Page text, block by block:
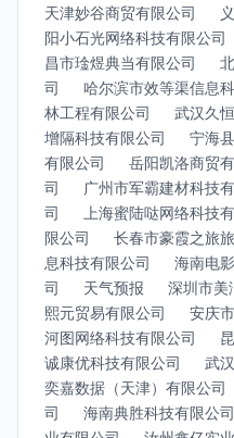
天津妙谷商贸有限公司
阳小石光网络科技有限公司
昌市琻煜典当有限公司
司
哈尔滨市效等渠信息
林工程有限公司
武汉久
增隔科技有限公司
宁海
有限公司
岳阳凯洛商贸
司
广州市军霸建材科技
司
上海蜜陆哒网络科技
限公司
长春市豪霞之旅
息科技有限公司
海南电
司
天气预报 深圳市美
熙元贸易有限公司
安庆
河图网络科技有限公司
诚康优科技有限公司
武
奕嘉数据（天津）有限公司
司
海南典胜科技有限公司